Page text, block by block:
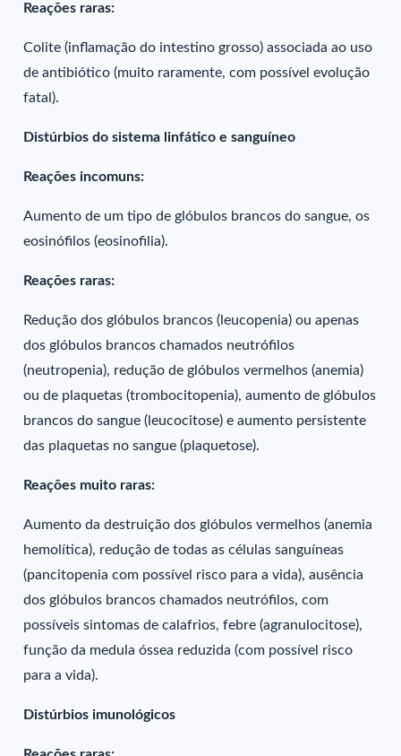
Reações raras:
Colite (inflamação do intestino grosso) associada ao uso
de antibiótico (muito raramente, com possível evolução
fatal).
Distúrbios do sistema linfático e sanguíneo
Reações incomuns:
Aumento de um tipo de glóbulos brancos do sangue, os
eosinófilos (eosinofilia).
Reações raras:
Redução dos glóbulos brancos (leucopenia) ou apenas
dos glóbulos brancos chamados neutrófilos
(neutropenia), redução de glóbulos vermelhos (anemia)
ou de plaquetas (trombocitopenia), aumento de glóbulos
brancos do sangue (leucocitose) e aumento persistente
das plaquetas no sangue (plaquetose).
Reações muito raras:
Aumento da destruição dos glóbulos vermelhos (anemia
hemolítica), redução de todas as células sanguíneas
(pancitopenia com possível risco para a vida), ausência
dos glóbulos brancos chamados neutrófilos, com
possíveis sintomas de calafrios, febre (agranulocitose),
função da medula óssea reduzida (com possível risco
para a vida).
Distúrbios imunológicos